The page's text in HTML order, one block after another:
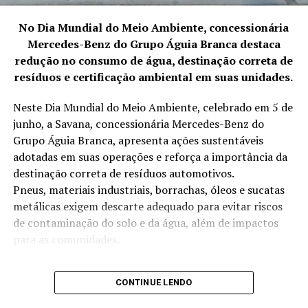
autenticidade e originalidade às suas obras. Cada peça é
patenteada, demonstrando o cuidado e a atenção
dedicados aos clientes.
Ricardo Andrade aspira a ser lembrado pelo legado de
criar arte singular que traz beleza e bem-estar à vida das
pessoas. Entre os clientes famosos que adquiriram suas
obras estão nomes como Paula Fernandes, Wesley
Safadão, Sorocaba, Livia Andrade, Zezé Di Camargo,
David Brazil, Nicole Bahals, Barbara Evans, Dj Guuga,
modelos, ex-BBBs e outros artistas.
Com uma trajetória marcada por aprendizado, gratidão
e visão vanguardista, Ricardo Andrade destaca-se como
um talentoso escultor, elevando a arte brasileira a novos
No Dia Mundial do Meio Ambiente, concessionária
Mercedes-Benz do Grupo Águia Branca destaca
redução no consumo de água, destinação correta de
resíduos e certificação ambiental em suas unidades.
Neste Dia Mundial do Meio Ambiente, celebrado em 5 de
junho, a Savana, concessionária Mercedes-Benz do
Grupo Águia Branca, apresenta ações sustentáveis
adotadas em suas operações e reforça a importância da
destinação correta de resíduos automotivos.
Pneus, materiais industriais, borrachas, óleos e sucatas
metálicas exigem descarte adequado para evitar riscos
de contaminação do solo e da água, além de impactos
para as comunidades.
A Savana, por meio das suas 14 filiais, desenvolve
anualmente iniciativas voltadas à redução no consumo
CONTINUE LENDO